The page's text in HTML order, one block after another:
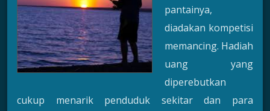
pantainya,
diadakan kompetisi
memancing. Hadiah
uang yang
diperebutkan
cukup menarik penduduk sekitar dan para